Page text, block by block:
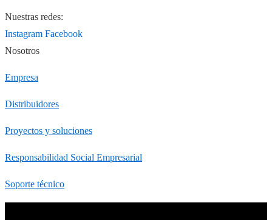
Nuestras redes:
Instagram Facebook
Nosotros
Empresa
Distribuidores
Proyectos y soluciones
Responsabilidad Social Empresarial
Soporte técnico